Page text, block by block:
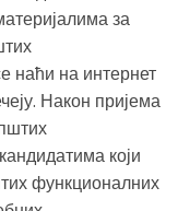
за
наћи на интернет
Након пријема
који
функционалних